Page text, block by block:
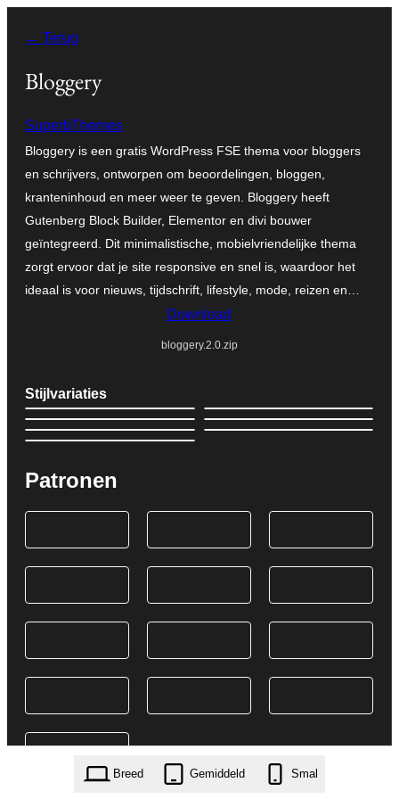
naar
← Terug
Bloggery
SuperbThemes
Bloggery is een gratis WordPress FSE thema voor bloggers
en schrijvers, ontworpen om beoordelingen, bloggen,
kranteninhoud en meer weer te geven. Bloggery heeft
Gutenberg Block Builder, Elementor en divi bouwer
geïntegreerd. Dit minimalistische, mobielvriendelijke thema
zorgt ervoor dat je site responsive en snel is, waardoor het
ideaal is voor nieuws, tijdschrift, lifestyle, mode, reizen en…
Download
bloggery.2.0.zip
Stijlvariaties
Patronen
Breed Gemiddeld Smal